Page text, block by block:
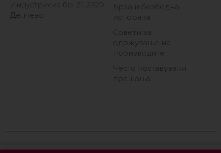
Индустриска бр. 21, 2320
Делчево
Брза и безбедна
испорака
Совети за
одржување на
производите
Често поставувани
прашања